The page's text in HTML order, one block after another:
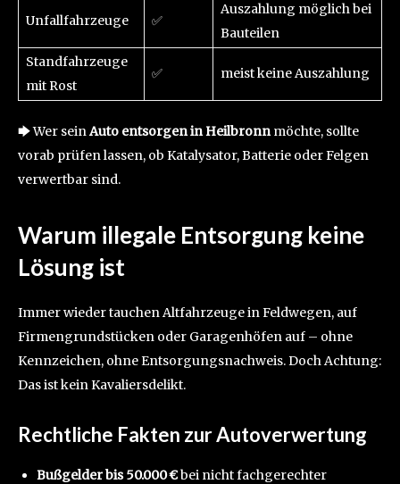
Unfallfahrzeuge ✅
Auszahlung möglich bei
Bauteilen
Standfahrzeuge
mit Rost
✅ meist keine Auszahlung
🡆 Wer seinAuto entsorgen in Heilbronnmöchte, sollte
vorab prüfen lassen, ob Katalysator, Batterie oder Felgen
verwertbar sind.
Warum illegale Entsorgung keine
Lösung ist
Immer wieder tauchen Altfahrzeuge in Feldwegen, auf
Firmengrundstücken oder Garagenhöfen auf – ohne
Kennzeichen, ohne Entsorgungsnachweis. Doch Achtung:
Das ist kein Kavaliersdelikt.
Rechtliche Fakten zur Autoverwertung
Bußgelder bis 50.000 €bei nicht fachgerechter